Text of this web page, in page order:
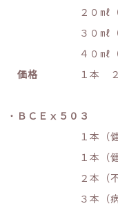
２０㎖（健
３０㎖（不調
４０㎖（病気
価格
１本
・ ＢＣＥⅹ５０３
１本（
１本（健康
２本（不調
３本（病気の